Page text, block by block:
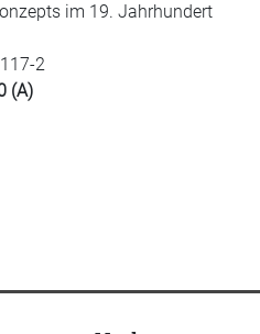
im 19. Jahrhundert
2
(A)